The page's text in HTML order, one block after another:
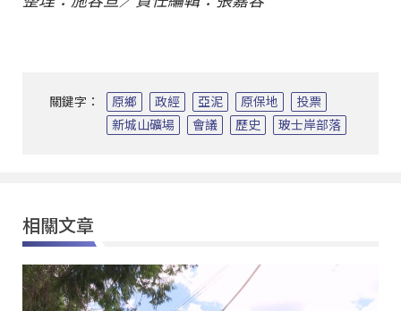
關鍵字： 原鄉 政經 亞泥 原保地
投票
新城山礦場
會議 歷史 玻士岸部落
相關文章